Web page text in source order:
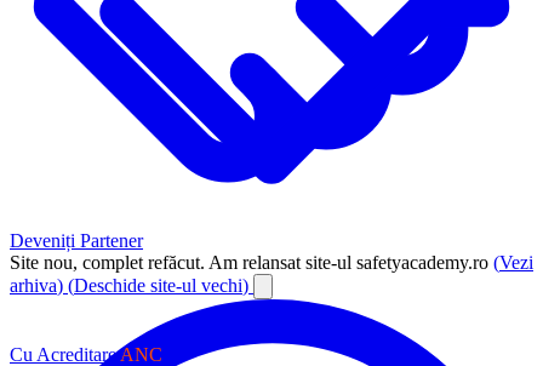
Deveniți Partener
Site nou, complet refăcut. Am relansat site-ul safetyacademy.ro (Vezi
arhiva) (Deschide site-ul vechi)
Cu AcreditareANC